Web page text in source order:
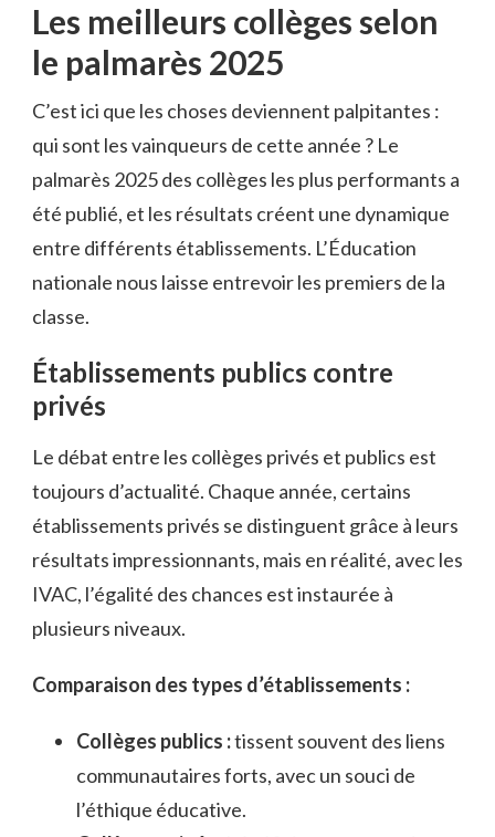
Les meilleurs collèges selon
le palmarès 2025
C’est ici que les choses deviennent palpitantes :
qui sont les vainqueurs de cette année ? Le
palmarès 2025 des collèges les plus performants a
été publié, et les résultats créent une dynamique
entre différents établissements. L’Éducation
nationale nous laisse entrevoir les premiers de la
classe.
Établissements publics contre
privés
Le débat entre les collèges privés et publics est
toujours d’actualité. Chaque année, certains
établissements privés se distinguent grâce à leurs
résultats impressionnants, mais en réalité, avec les
IVAC, l’égalité des chances est instaurée à
plusieurs niveaux.
Comparaison des types d’établissements :
Collèges publics :tissent souvent des liens
communautaires forts, avec un souci de
l’éthique éducative.